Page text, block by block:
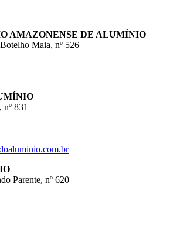
AMAZONENSE DE ALUMÍNIO
Maia, nº 526
831
Parente, nº 620